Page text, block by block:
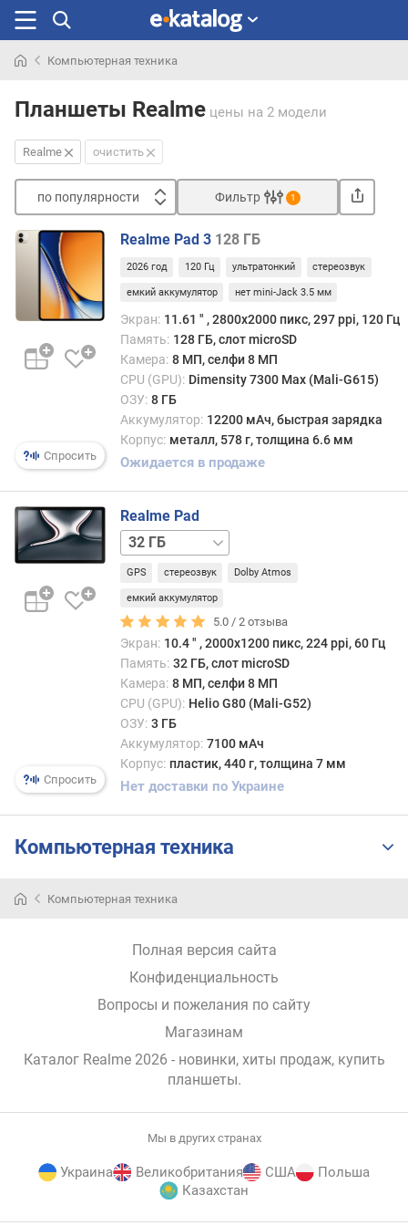
раньше
Компьютерная техника
Планшеты Realme цены на 2 модели
Realme очистить
по популярности
п
о
п
о
у
л
с
о
т
е
ш
о
м
т
к
ш
ы
Фильтр 1
Спросить
Realme Pad 3 128 ГБ
2026 год 120 Гц ультратонкий стереозвук
емкий аккумулятор нет mini-Jack 3.5 мм
Экран: 11.61 ″ , 2800x2000 пикс, 297 ppi, 120 Гц
Память: 128 ГБ, слот microSD
Камера: 8 МП, селфи 8 МП
CPU (GPU): Dimensity 7300 Max (Mali-G615)
ОЗУ: 8 ГБ
Аккумулятор: 12200 мАч, быстрая зарядка
Корпус: металл, 578 г, толщина 6.6 мм
Ожидается в продаже
Спросить
Realme Pad
64 ГБ
GPS стереозвук Dolby Atmos
емкий аккумулятор
5.0 /2 отзыва
Экран: 10.4 ″ , 2000х1200 пикс, 224 ppi, 60 Гц
Память: 32 ГБ, слот microSD
Камера: 8 МП, селфи 8 МП
CPU (GPU): Helio G80 (Mali-G52)
ОЗУ: 3 ГБ
Аккумулятор: 7100 мАч
Корпус: пластик, 440 г, толщина 7 мм
Нет доставки по Украине
Компьютерная техника
Компьютерная техника
Полная версия сайта
Конфиденциальность
Вопросы и пожелания по сайту
Магазинам
Каталог Realme 2026 - новинки, хиты продаж, купить
планшеты.
Мы в других странах
Украина Великобритания США
Польша
Казахстан